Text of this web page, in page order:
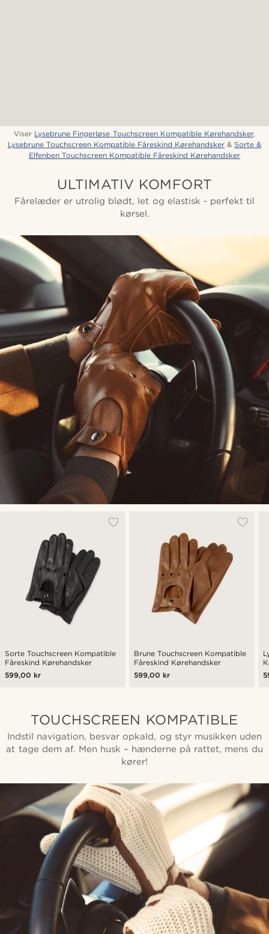
Viser Lysebrune Fingerløse Touchscreen Kompatible Kørehandsker,
Lysebrune Touchscreen Kompatible Fåreskind Kørehandsker &Sorte &
Elfenben Touchscreen Kompatible Fåreskind Kørehandsker
ULTIMATIV KOMFORT
Fårelæder er utrolig blødt, let og elastisk - perfekt til
kørsel.
Sorte Touchscreen Kompatible
Fåreskind Kørehandsker
599,00 kr
Brune Touchscreen Kompatible
Fåreskind Kørehandsker
599,00 kr
TOUCHSCREEN KOMPATIBLE
Indstil navigation, besvar opkald, og styr musikken uden
at tage dem af. Men husk – hænderne på rattet, mens du
kører!